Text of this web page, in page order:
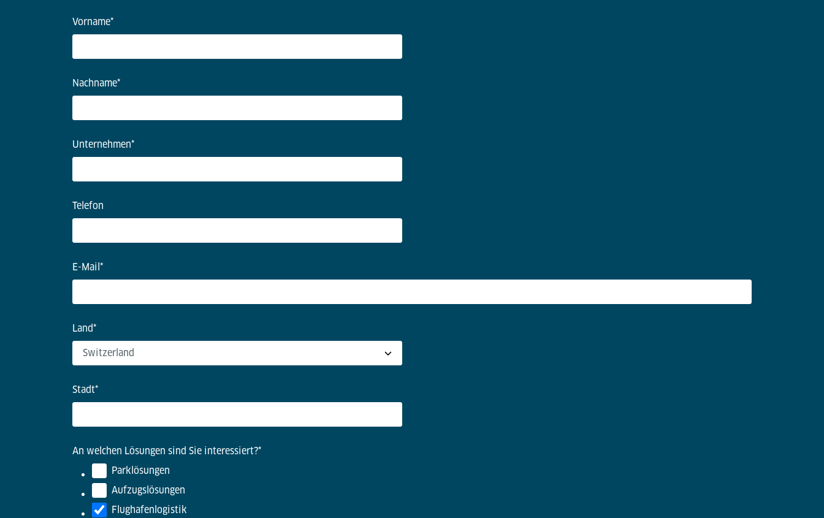
Vorname*
Nachname*
Unternehmen*
Telefon
E-Mail *
Land*
Stadt*
An welchen Lösungen sind Sie interessiert?*
Parklösungen
Aufzugslösungen
Flughafenlogistik